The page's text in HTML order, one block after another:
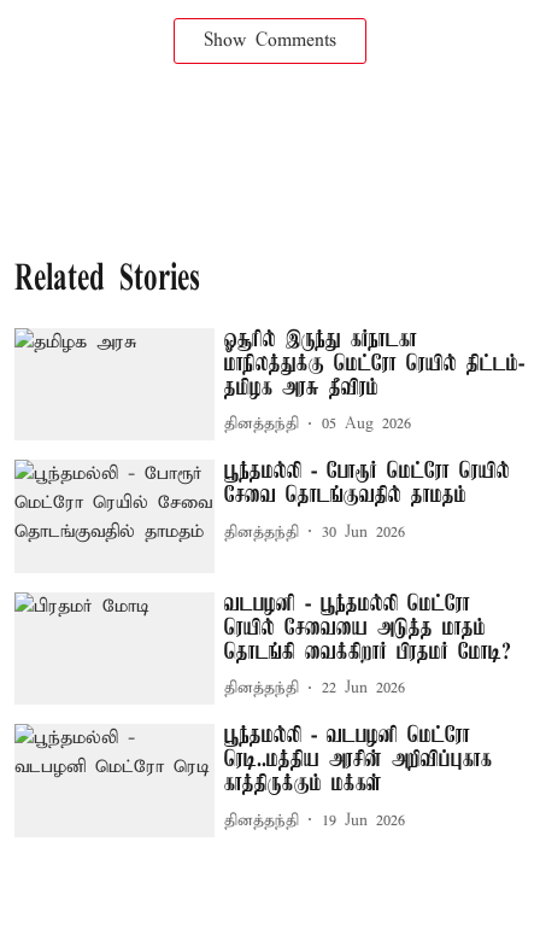
Show Comments
Related Stories
ஓசூரில் இருந்து கர்நாடகா
மாநிலத்துக்கு மெட்ரோ ரெயில் திட்டம்-
தமிழக அரசு தீவிரம்
தினத்தந்தி 05 Aug 2026
பூந்தமல்லி - போரூர் மெட்ரோ ரெயில்
சேவை தொடங்குவதில் தாமதம்
தினத்தந்தி 30 Jun 2026
வடபழனி - பூந்தமல்லி மெட்ரோ
ரெயில் சேவையை அடுத்த மாதம்
தொடங்கி வைக்கிறார் பிரதமர் மோடி?
தினத்தந்தி 22 Jun 2026
பூந்தமல்லி - வடபழனி மெட்ரோ
ரெடி..மத்திய அரசின் அறிவிப்புகாக
காத்திருக்கும் மக்கள்
தினத்தந்தி 19 Jun 2026